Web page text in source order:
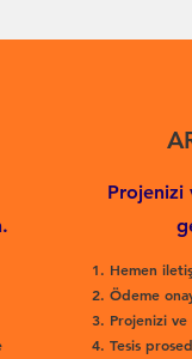
Hemen
Ödeme
Projenizi ve
Tesis
Projenizi